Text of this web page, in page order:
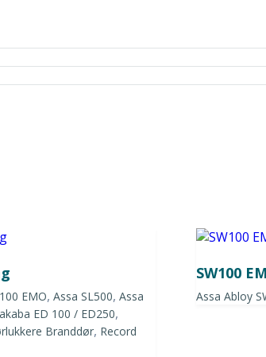
EMO,Assa SL500,Assa
ED 100 / ED250,
Branddør, Record
SW100
Assa Abloy